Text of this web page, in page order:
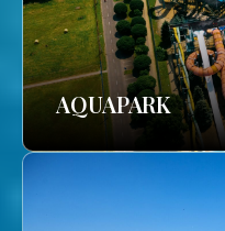
AQUAPARK